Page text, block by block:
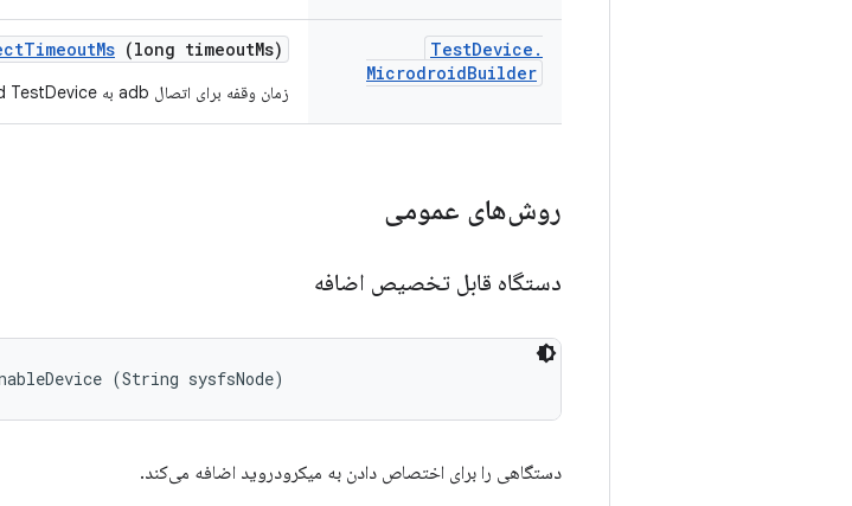
TestDevice .
MicrodroidBuilder
TimeoutMs (long timeoutMs)
زمان وقفه برای اتصال adb به microdroid TestDevice را بر حسب میلی‌لیتر تنظیم می‌کند.
روش‌های عمومی
دستگاه قابل تخصیص اضافه
(String sysfsNode)
دستگاهی را برای اختصاص دادن به میکرودروید اضافه می‌کند.